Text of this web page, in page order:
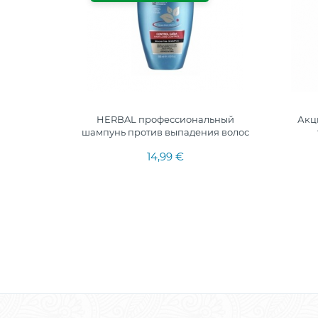
HERBAL профессиональный
шампунь против выпадения волос
14,99 €